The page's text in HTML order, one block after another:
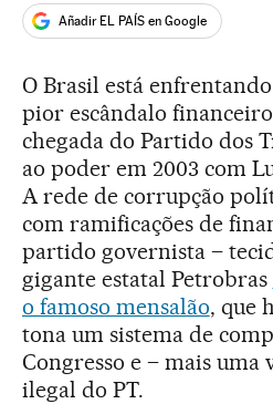
Añadir EL PAÍS en Google
O Brasil está
pior escândalo
chegada do Partido dos
ao poder em 2003 com
A rede de corrupção
com ramificações de
partido governista –
gigante estatal Petrobras
o famoso mensalão, que
tona um sistema de
Congresso e – mais uma
ilegal do PT.